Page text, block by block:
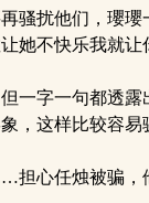
骚扰他们，瓔瓔
她不快乐我就让
一字一句都透露
，这样比较容易
心任烛被骗，